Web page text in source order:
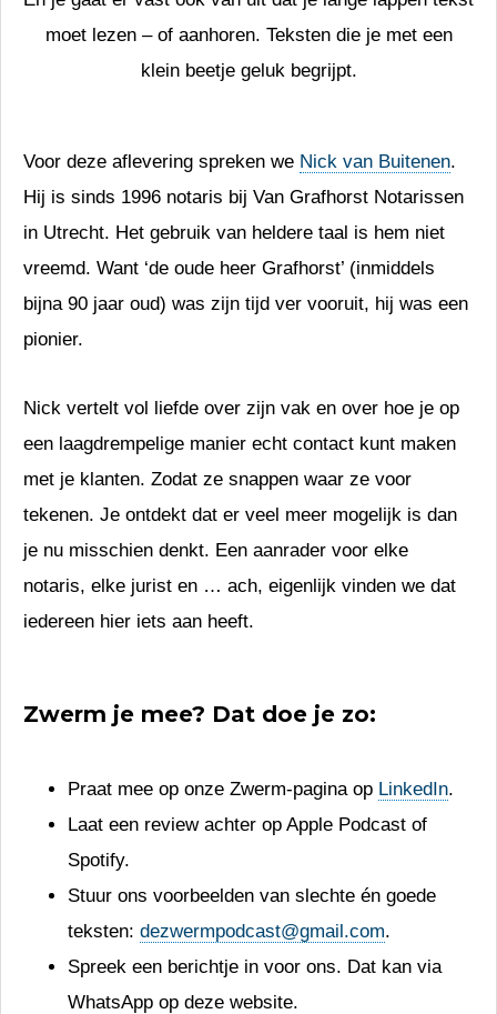
moet lezen – of aanhoren. Teksten die je met een
klein beetje geluk begrijpt.
Voor deze aflevering spreken we Nick van Buitenen.
Hij is sinds 1996 notaris bij Van Grafhorst Notarissen
in Utrecht. Het gebruik van heldere taal is hem niet
vreemd. Want ‘de oude heer Grafhorst’ (inmiddels
bijna 90 jaar oud) was zijn tijd ver vooruit, hij was een
pionier.
Nick vertelt vol liefde over zijn vak en over hoe je op
een laagdrempelige manier echt contact kunt maken
met je klanten. Zodat ze snappen waar ze voor
tekenen. Je ontdekt dat er veel meer mogelijk is dan
je nu misschien denkt. Een aanrader voor elke
notaris, elke jurist en … ach, eigenlijk vinden we dat
iedereen hier iets aan heeft.
Zwerm je mee? Dat doe je zo:
Praat mee op onze Zwerm-pagina op LinkedIn.
Laat een review achter op Apple Podcast of
Spotify.
Stuur ons voorbeelden van slechte én goede
teksten: dezwermpodcast@gmail.com.
Spreek een berichtje in voor ons. Dat kan via
WhatsApp op deze website.